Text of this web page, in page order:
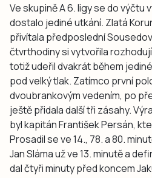
Ve skupině A 6. ligy se do výčtu
dostalo jediné utkání. Zlatá
přivítala předposlední
čtvrthodiny si vytvořila
totiž udeřil dvakrát během
pod velký tlak. Zatímco první
dvoubrankovým vedením, po
ještě přidala další tři zásahy.
byl kapitán František Persán,
Prosadil se ve 14., 78. a 80.
Jan Sláma už ve 13. minutě a
dal čtyři minuty před koncem